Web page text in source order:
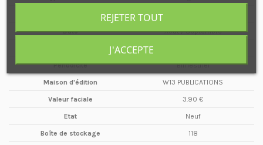
Date Août / Septembre
Périodicité Bimestriel
Maison d'édition W13 PUBLICATIONS
Valeur faciale 3.90 €
Etat Neuf
Boîte de stockage 118
REJETER TOUT
J'ACCEPTE